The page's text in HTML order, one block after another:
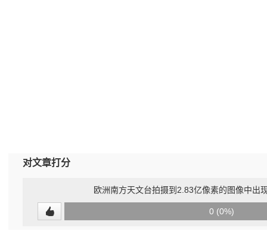
对文章打分
欧洲南方天文台拍摄到2.83亿像素的图像中出
0 (0%)